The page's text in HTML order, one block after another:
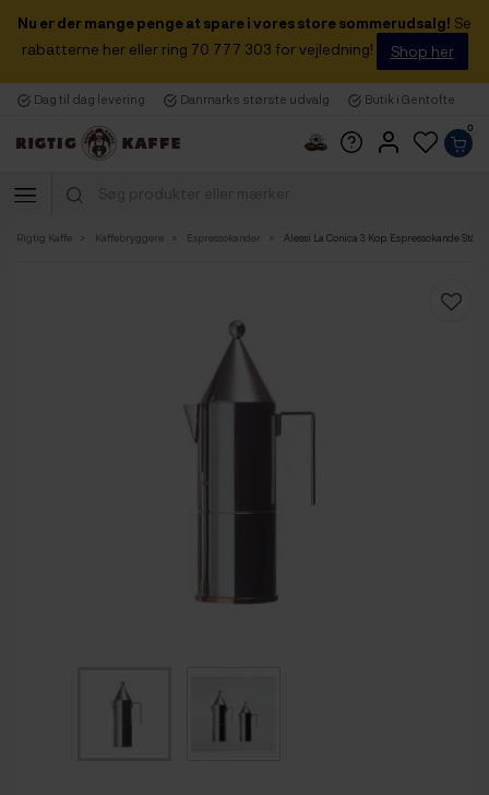
Nu er der mange penge at spare i vores store sommerudsalg! Se
rabatterne her eller ring 70 777 303 for vejledning!
Shop her
Dag til dag levering Danmarks største udvalg Butik i Gentofte
0
Rigtig Kaffe Kaffebryggere Espressokander Alessi La Conica 3 Kop. Espressokande Stål